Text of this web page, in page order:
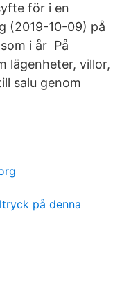
för i en
(2019-10-09) på
i år På
lägenheter, villor,
salu genom
på denna